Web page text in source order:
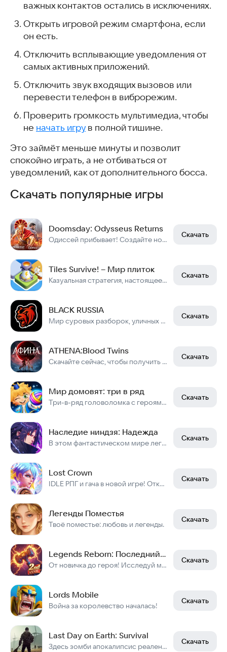
важных контактов остались в исключениях.
Открыть игровой режим смартфона, если
он есть.
Отключить всплывающие уведомления от
самых активных приложений.
Отключить звук входящих вызовов или
перевести телефон в виброрежим.
Проверить громкость мультимедиа, чтобы
не начать игрув полной тишине.
Это займёт меньше минуты и позволит
спокойно играть, а не отбиваться от
уведомлений, как от дополнительного босса.
Скачать популярные игры
Doomsday: Odysseus Returns
Одиссей прибывает! Создайте новый эпос, достойный героев!
Скачать
Tiles Survive! – Мир плиток
Казуальная стратегия, настоящее выживание. Проложи путь к победе!
Скачать
BLACK RUSSIA
Мир суровых разборок, уличных гонок и заработка миллионов в криминальной России
Скачать
ATHENA:Blood Twins
Скачайте сейчас, чтобы получить карту [Дьявольская Афина] редкости SSR !
Скачать
Мир домовят: три в ряд
Три-в-ряд головоломка с героями сказок! Бесплатная игра без интернета и рекламы!
Скачать
Наследие ниндзя: Надежда
В этом фантастическом мире легенды о ниндзя никогда не угасали.
Скачать
Lost Crown
IDLE РПГ и гача в новой игре! Открой тайну Короны Ужаса! Экшен приключение ждёт!
Скачать
Легенды Поместья
Твоё поместье: любовь и легенды.
Скачать
Legends Reborn: Последний бой
От новичка до героя! Исследуй мир, улучшай героев, побеждай боссов с союзниками!
Скачать
Lords Mobile
Война за королевство началась!
Скачать
Last Day on Earth: Survival
Здесь зомби апокалипсис реален, а выживание — твой единственный путь.
Скачать